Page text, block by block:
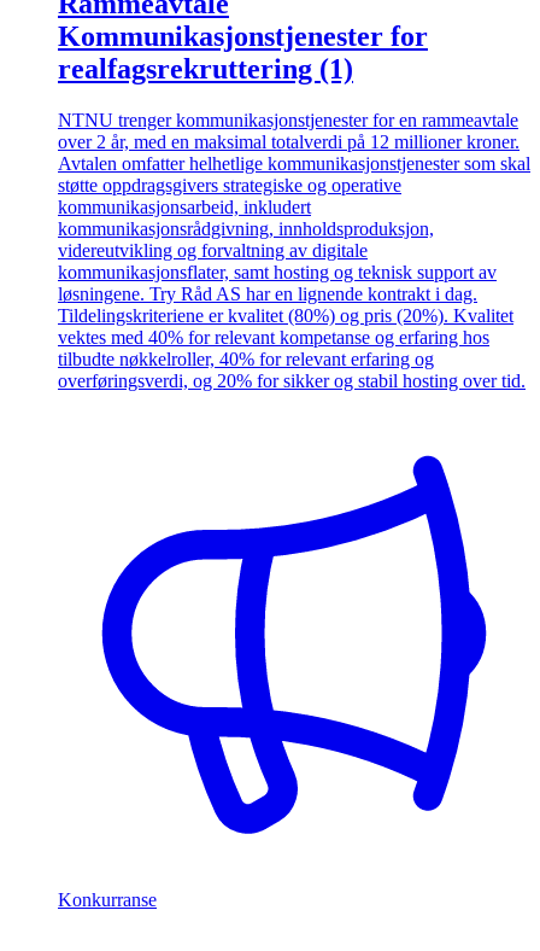
Kommunikasjonstjenester for
realfagsrekruttering (1)
NTNU trenger kommunikasjonstjenester for en rammeavtale
over 2 år, med en maksimal totalverdi på 12 millioner kroner.
Avtalen omfatter helhetlige kommunikasjonstjenester som skal
støtte oppdragsgivers strategiske og operative
kommunikasjonsarbeid, inkludert
kommunikasjonsrådgivning, innholdsproduksjon,
videreutvikling og forvaltning av digitale
kommunikasjonsflater, samt hosting og teknisk support av
løsningene. Try Råd AS har en lignende kontrakt i dag.
Tildelingskriteriene er kvalitet (80%) og pris (20%). Kvalitet
vektes med 40% for relevant kompetanse og erfaring hos
tilbudte nøkkelroller, 40% for relevant erfaring og
overføringsverdi, og 20% for sikker og stabil hosting over tid.
Konkurranse